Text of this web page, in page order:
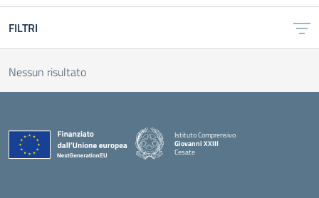
FILTRI
Nessun risultato
Istituto Comprensivo
Giovanni XXIII
Cesate